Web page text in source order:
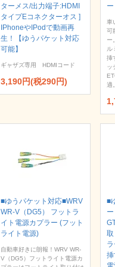
ターメス/出力端子:HDMI
タイプEコネクターオス ]
IPhoneやIPodで動画再
生！【ゆうパケット対応
可能】
ギャザズ専用 HDMIコード
3,190円(税290円)
車
可
ー
ル
挿
ッ
適
■ゆうパケット対応■WRV
WR-V（DG5） フットラ
イト電源カプラー (フット
ライト電源)
自動車好きに朗報！WRV WR-
V（DG5）フットライト電源カ
■